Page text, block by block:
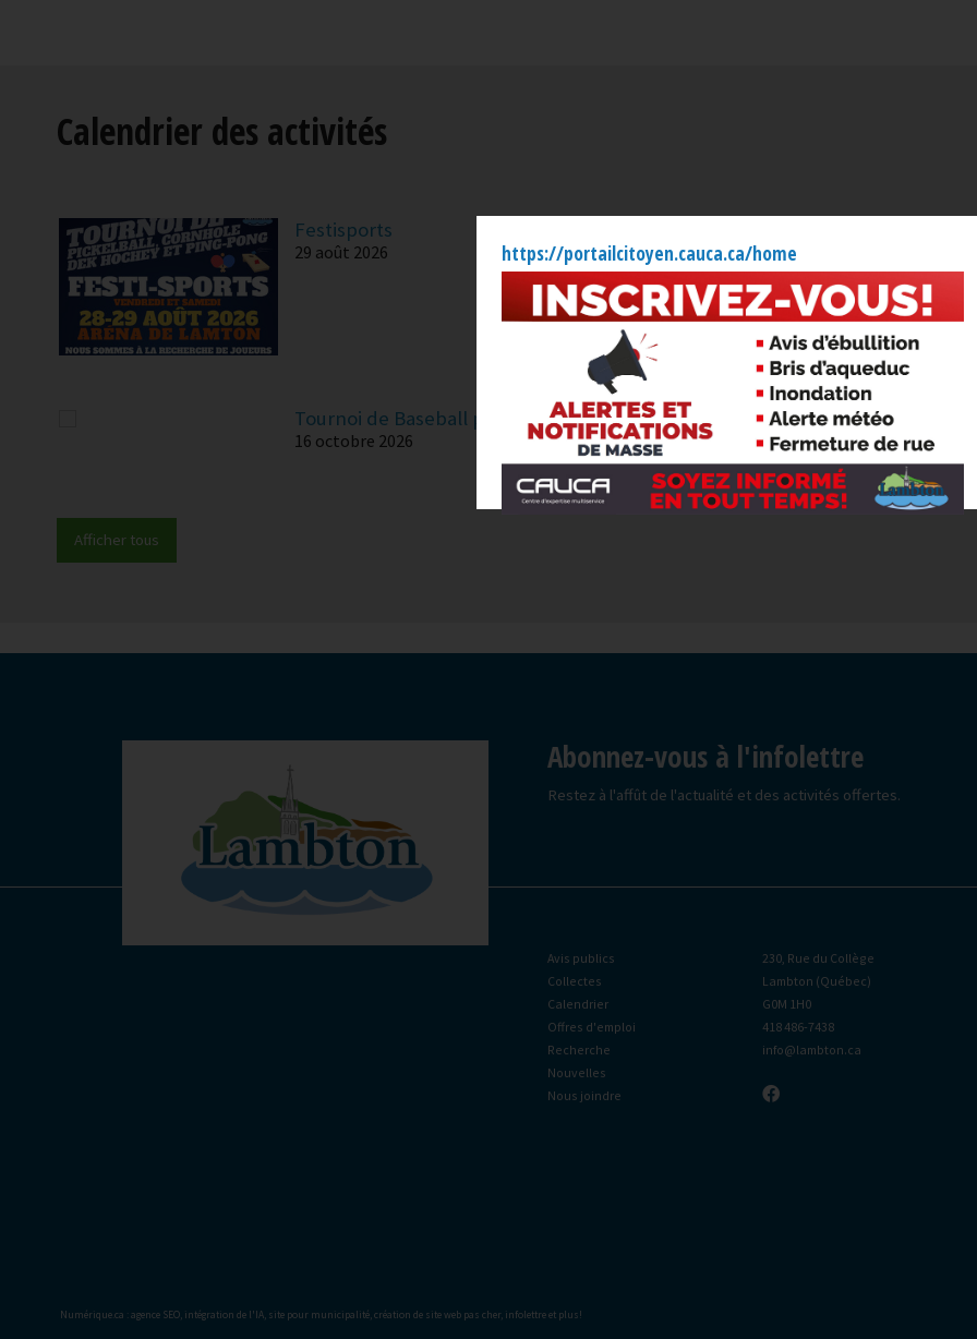
Calendrier des activités
Festisports
29 août 2026
Tournoi de Baseball poche
16 octobre 2026
Afficher tous
Abonnez-vous à l'infolettre
Restez à l'affût de l'actualité et des activités offertes.
Avis publics
Collectes
Calendrier
Offres d'emploi
Recherche
Nouvelles
Nous joindre
230, Rue du Collège
Lambton (Québec)
G0M 1H0
418 486-7438
info@lambton.ca
Numérique.ca :agence SEO, intégration de l'IA, site pour municipalité,création de site web pas cher, infolettreet plus!
https://portailcitoyen.cauca.ca/home